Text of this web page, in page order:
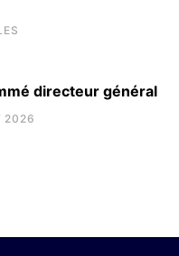
directeur général
2026